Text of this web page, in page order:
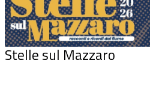
Stelle sul Mazzaro